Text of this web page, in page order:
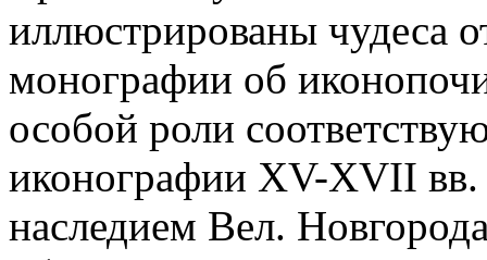
иллюстрированы чудеса
монографии об
особой роли
иконографии XV-XVII вв.
наследием Вел.